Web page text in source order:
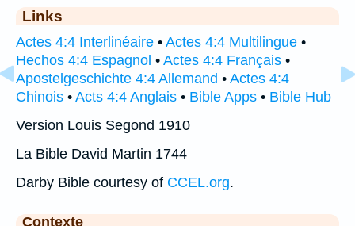
Links
Actes 4:4 Interlinéaire • Actes 4:4 Multilingue •
Hechos 4:4 Espagnol • Actes 4:4 Français •
Apostelgeschichte 4:4 Allemand • Actes 4:4
Chinois • Acts 4:4 Anglais • Bible Apps • Bible Hub
Version Louis Segond 1910
La Bible David Martin 1744
Darby Bible courtesy of CCEL.org.
Contexte